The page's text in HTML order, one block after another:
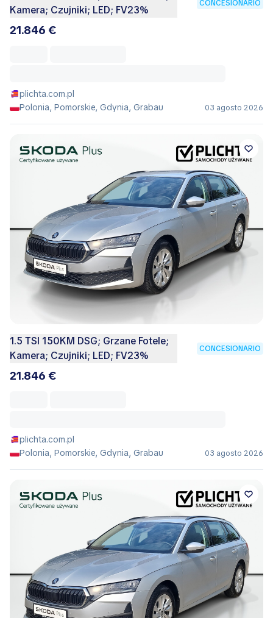
Kamera; Czujniki; LED; FV23%
CONCESIONARIO
21.846 €
plichta.com.pl
Polonia, Pomorskie, Gdynia, Grabau
03 agosto 2026
1.5 TSI 150KM DSG; Grzane Fotele;
Kamera; Czujniki; LED; FV23%
CONCESIONARIO
21.846 €
plichta.com.pl
Polonia, Pomorskie, Gdynia, Grabau
03 agosto 2026